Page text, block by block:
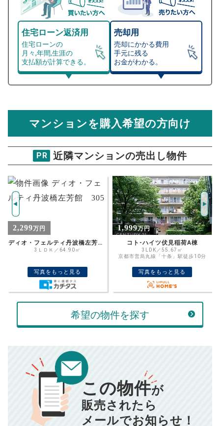
住宅ローン返済用
住宅ローンの
月々,年間,生涯の
支払額が計算できる。
売却用
売却にかかる費用
手元に残る
お金がわかる。
総支払額シミュレーション
計算できます。
物件価格
万円
ご希望の
返済期間
年
住宅ローン
金利
%
ボーナス
返済金額
万円
万円
返済シミュレーション計算結果
毎月の支払額 834
年間の支払額 10,005 円
マンション売却シミュレーター
から売却にかかる諸経費が自動で算出され、手元に残る
金額がわかります。
エルシティ桃山御陵
推定売却価格：3348万円
資金計画のために査定額や希望売却価
格を入力して活用するのもおすすめ◎
売却価格
計算する
00万円
■仲介手数料／ 00万円
■売買契約書印紙／ 0
■抵当権抹消費用／0万円
※購入価格よりも売却価格が高い場合、譲渡所得税が発生する
マンションを購入希望の方向け
PR 近隣マンションの売出し物件
1,999万円
コト-ハイツ伏見稲荷A棟
3LDK／55.67㎡
写真をもっと見る
2,290万円
ファミール伏見B棟
3LDK／70.86㎡
京阪本線「墨染」駅徒歩8分
写真をもっと見る
希望の物件を探す
この物件が
販売されたら
メールでお知らせ！